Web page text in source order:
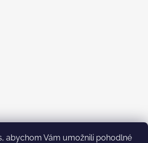
abychom Vám umožnili pohodlné